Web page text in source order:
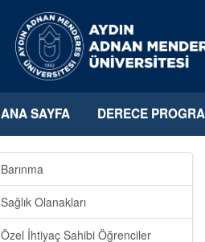
ANA SAYFA DERECE
Barınma
Sağlık Olanakları
Özel İhtiyaç Sahibi Öğrenciler